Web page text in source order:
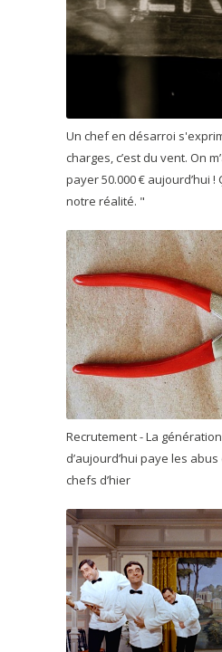
Un chef en désarroi
charges, c’est du vent. On
payer 50.000 € aujourd’hui !
notre réalité. "
Recrutement - La
d’aujourd’hui paye les
chefs d’hier